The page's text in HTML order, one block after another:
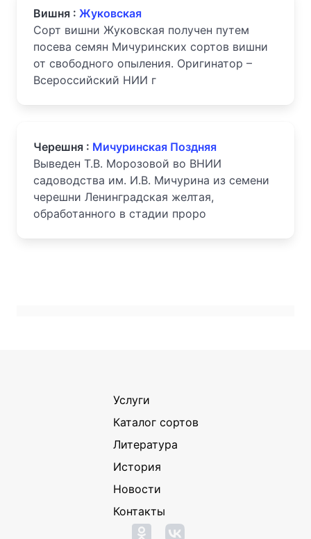
Вишня : Жуковская
Сорт вишни Жуковская получен путем
посева семян Мичуринских сортов вишни
от свободного опыления. Оригинатор –
Всероссийский НИИ г
Черешня : Мичуринская Поздняя
Выведен Т.В. Морозовой во ВНИИ
садоводства им. И.В. Мичурина из семени
черешни Ленинградская желтая,
обработанного в стадии проро
Услуги
Каталог сортов
Литература
История
Новости
Контакты